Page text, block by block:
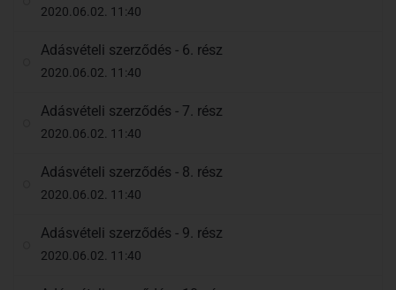
2020.06.02. 11:40
Adásvételi szerződés - 6. rész
2020.06.02. 11:40
Adásvételi szerződés - 7. rész
2020.06.02. 11:40
Adásvételi szerződés - 8. rész
2020.06.02. 11:40
Adásvételi szerződés - 9. rész
2020.06.02. 11:40